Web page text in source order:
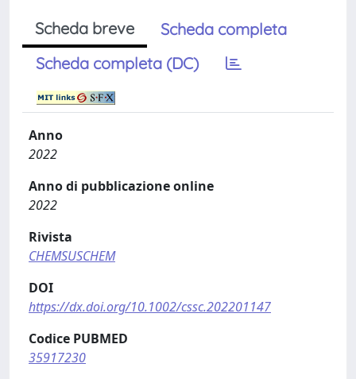
Scheda breve
Scheda completa
Scheda completa (DC)
Anno
2022
Anno di pubblicazione online
2022
Rivista
CHEMSUSCHEM
DOI
https://dx.doi.org/10.1002/cssc.202201147
Codice PUBMED
35917230